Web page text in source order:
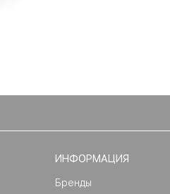
ИНФОРМАЦИЯ
Бренды